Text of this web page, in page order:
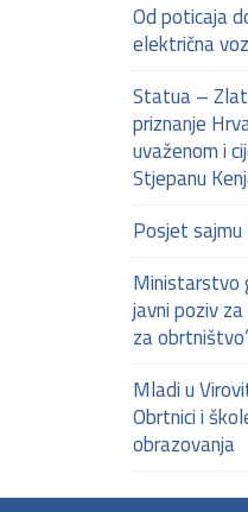
Od poticaja
električna
Statua –
priznanje
uvaženom i
Stjepanu
Posjet sajmu
Ministarstvo
javni poziv
za
Mladi u
Obrtnici i
obrazovanja